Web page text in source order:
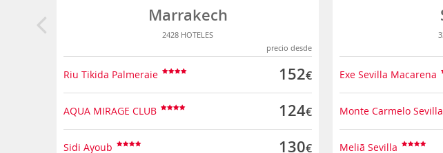
Marrakech
2428 HOTELES
precio desde
Riu Tikida Palmeraie 152€
AQUA MIRAGE CLUB 124€
Sidi Ayoub 130€
Exe Sevilla Macarena
Monte Carmelo Sevilla
Meliã Sevilla